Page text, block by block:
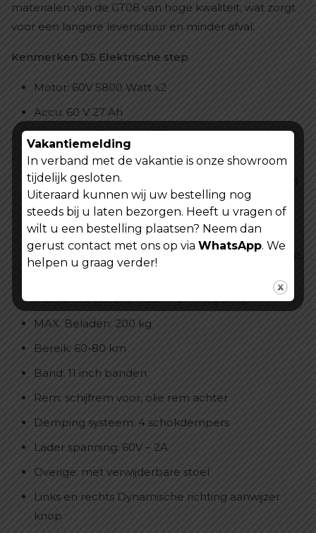
materialen van de GT08 van hoge kwaliteit, wat zorgt
voor een langere levensduur en minder afval.
Kenmerken D5 Elektrische step
Motor: 60V 5800 Watt x2
Accu: 60 V 27 Ah
Weergave: weergave snelheid, kilometerstand,
drie snelheden
variabele snelheid, cruise met constante snelheid
Oplaadtijd: 7 uur
Topsnelheid: 75 km/u
Voorlicht: dubbele U7-koplamp, achter rem lamp,
Frame: aluminium- ABS+PC+Al legering
MAX. Beladen: 200 kg
Bereik: 60-80 km
Band: 11 inch banden
Rem: schijfrem voor, olie rem achter
Demping systeem: 4 schokdempers
Lader spanning: 60V – 2A
Overige: met verwijderbare stoel
Links en rechts Dynamische richting aanwijzer
knop
Vakantiemelding
In verband met de vakantie is onze showroom
tijdelijk gesloten.
Uiteraard kunnen wij uw bestelling nog
steeds bij u laten bezorgen. Heeft u vragen of
wilt u een bestelling plaatsen? Neem dan
gerust contact met ons op via WhatsApp. We
helpen u graag verder!